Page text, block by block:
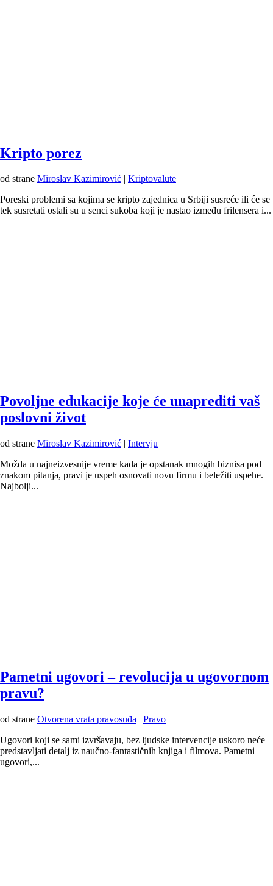
Kripto porez
od strane Miroslav Kazimirović | Kriptovalute
Poreski problemi sa kojima se kripto zajednica u Srbiji susreće ili će se
tek susretati ostali su u senci sukoba koji je nastao između frilensera i...
Povoljne edukacije koje će unaprediti vaš
poslovni život
od strane Miroslav Kazimirović | Intervju
Možda u najneizvesnije vreme kada je opstanak mnogih biznisa pod
znakom pitanja, pravi je uspeh osnovati novu firmu i beležiti uspehe.
Najbolji...
Pametni ugovori – revolucija u ugovornom
pravu?
od strane Otvorena vrata pravosuđa | Pravo
Ugovori koji se sami izvršavaju, bez ljudske intervencije uskoro neće
predstavljati detalj iz naučno-fantastičnih knjiga i filmova. Pametni
ugovori,...